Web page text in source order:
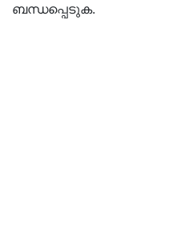
ബന്ധപ്പെടുക.